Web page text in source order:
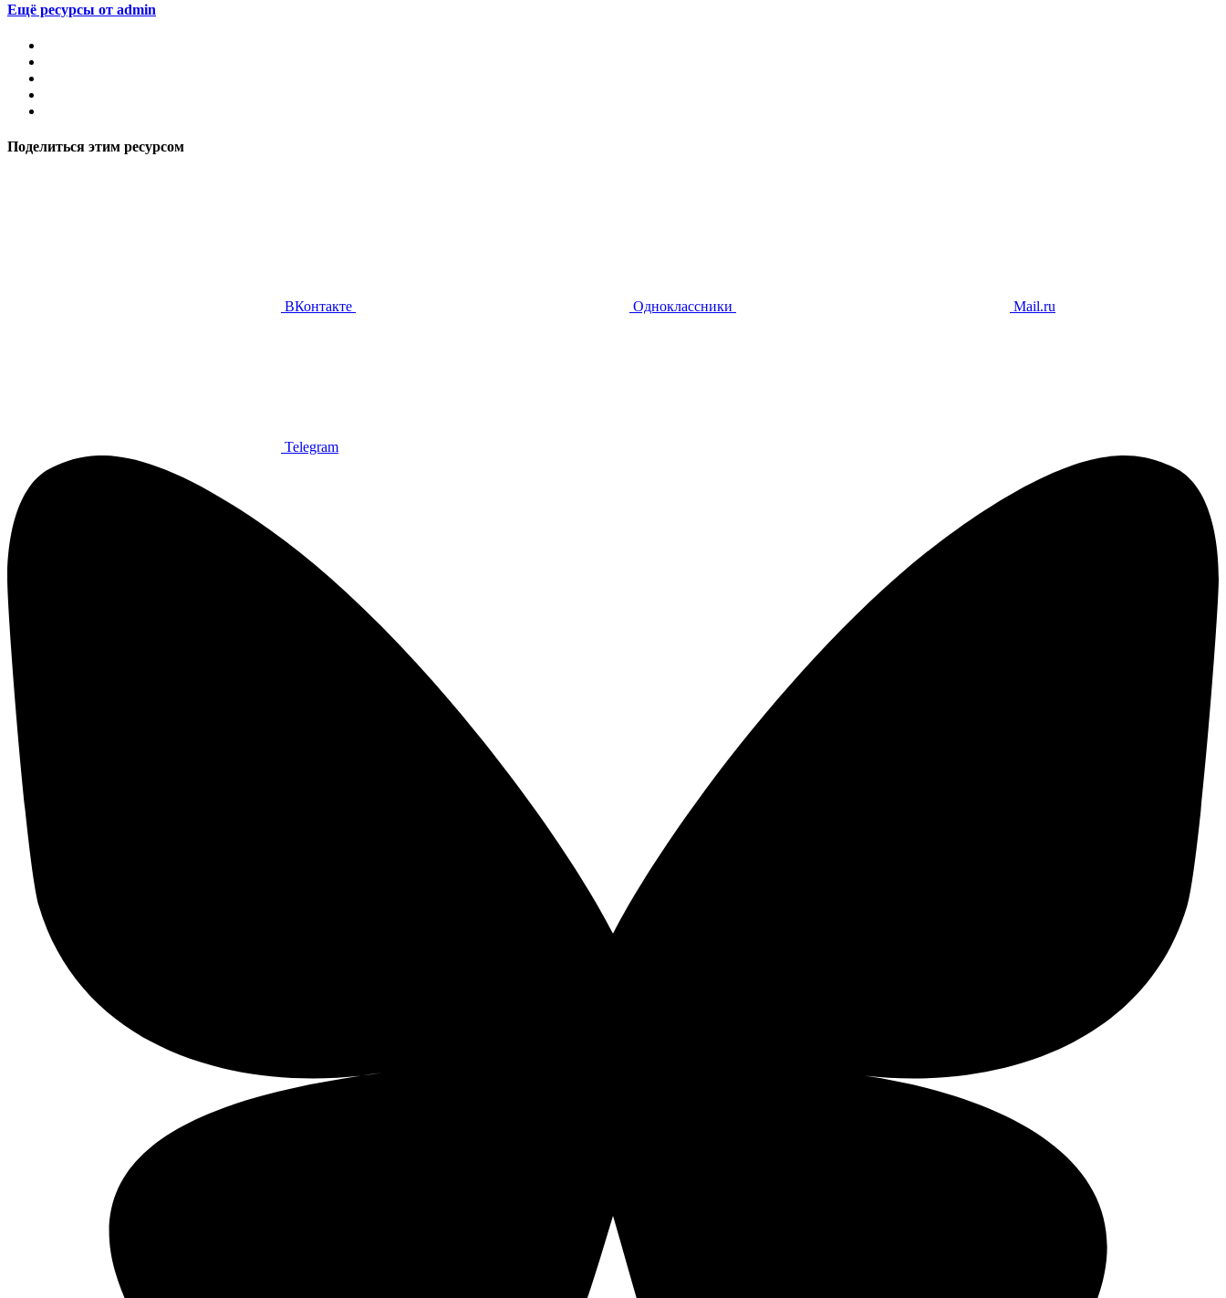
Ещё ресурсы от admin
Поделиться этим ресурсом
ВКонтакте Одноклассники Mail.ru
Telegram